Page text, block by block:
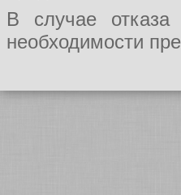
В случае
необходимости